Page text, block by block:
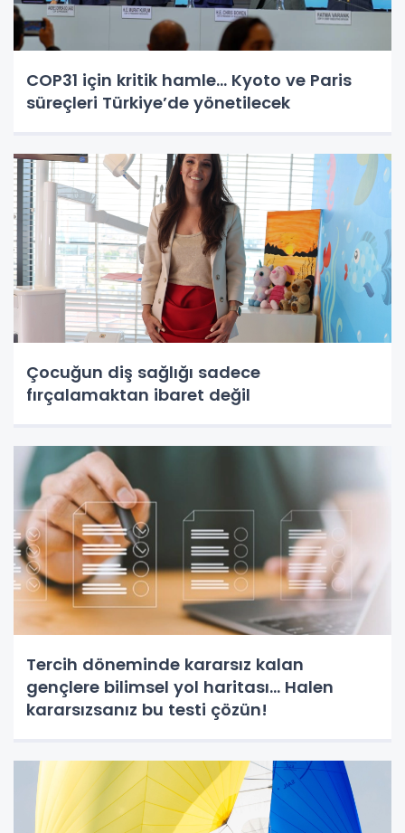
COP31 için kritik hamle... Kyoto ve Paris
süreçleri Türkiye’de yönetilecek
Çocuğun diş sağlığı sadece
fırçalamaktan ibaret değil
Tercih döneminde kararsız kalan
gençlere bilimsel yol haritası... Halen
kararsızsanız bu testi çözün!